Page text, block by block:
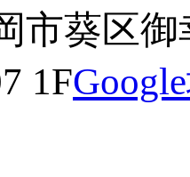
市葵区御
1F